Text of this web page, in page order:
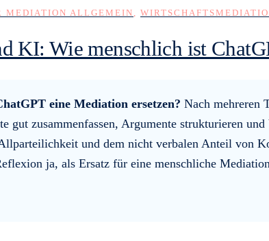
MEDIATION ALLGEMEIN ,
KI: Wie menschlich ist
eine Mediation ersetzen? Nach mehreren
gut zusammenfassen, Argumente strukturieren
und dem nicht verbalen Anteil von
ja, als Ersatz für eine menschliche